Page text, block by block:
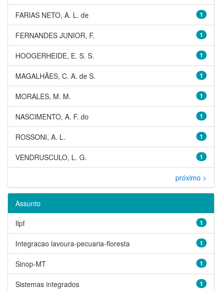
1
FARIAS NETO, A. L. de
1
FERNANDES JUNIOR, F.
1
HOOGERHEIDE, E. S. S.
1
MAGALHÃES, C. A. de S.
1
MORALES, M. M.
1
NASCIMENTO, A. F. do
1
ROSSONI, A. L.
1
VENDRUSCULO, L. G.
próximo >
Assunto
1
Ilpf
1
Integracao lavoura-pecuaria-floresta
1
Sinop-MT
1
Sistemas integrados